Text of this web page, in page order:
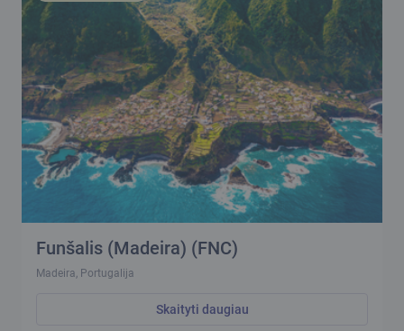
Funšalis (Madeira) (FNC)
Madeira, Portugalija
Skaityti daugiau